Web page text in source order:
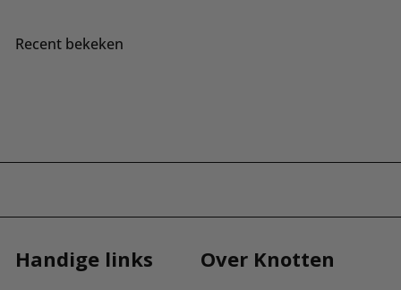
Recent bekeken
Handige links Over Knotten